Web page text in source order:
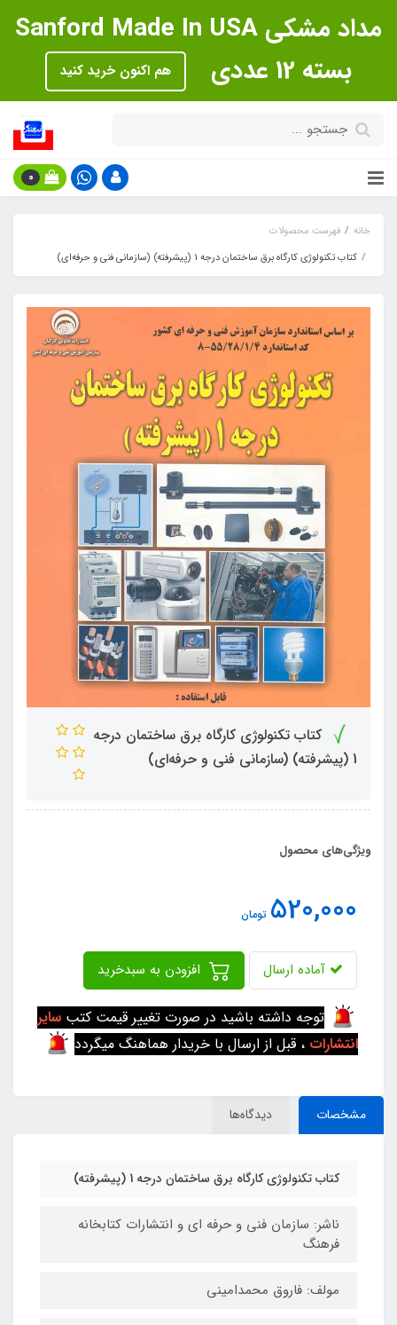
مداد مشکی Sanford Made In USA
بسته 12 عددی
هم اکنون خرید کنید
0
خانه
فهرست محصولات
کتاب تکنولوژی کارگاه برق ساختمان درجه 1 (پیشرفته) (سازمانی فنی و حرفه‌ای)
کتاب تکنولوژی کارگاه برق ساختمان درجه
1 (پیشرفته) (سازمانی فنی و حرفه‌ای)
ویژگی‌های محصول
520,000 تومان
آماده ارسال
توجه داشته باشید در صورت تغییر قیمت کتب سایر
انتشارات ، قبل از ارسال با خریدار هماهنگ میگردد
مشخصات دیدگاه‌ها
کتاب تکنولوژی کارگاه برق ساختمان درجه 1 (پیشرفته)
ناشر: سازمان فنی و حرفه ای و انتشارات کتابخانه
فرهنگ
مولف: فاروق محمدامینی